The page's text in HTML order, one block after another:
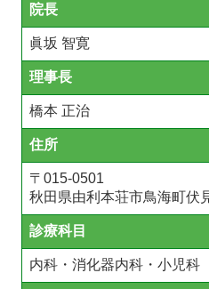
院長
眞坂 智寛
理事長
橋本 正治
住所
〒015-0501
秋田県由利本荘市鳥海町伏
診療科目
内科・消化器内科・小児科